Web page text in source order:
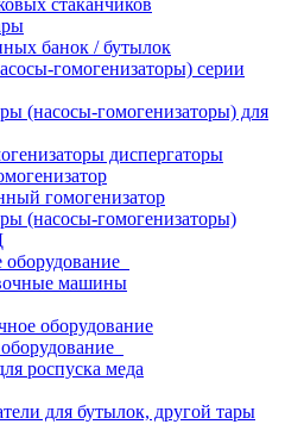
стаканчиков
банок / бутылок
гомогенизаторы) серии
(насосы-гомогенизаторы) для
диспергаторы
гомогенизатор
(насосы-гомогенизаторы)
машины
оборудование
роспуска меда
для бутылок, другой тары